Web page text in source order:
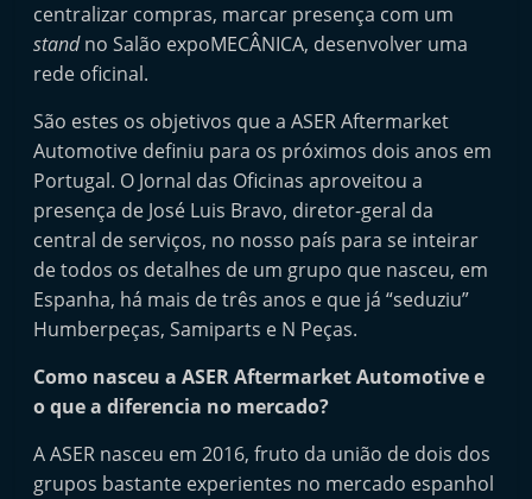
o
A
t
e
r
m
a
r
t
A
u
t
centralizar compras, marcar presença com um
standno Salão expoMECÂNICA, desenvolver uma
rede oficinal.
São estes os objetivos que a ASER Aftermarket
Automotive definiu para os próximos dois anos em
Portugal. O Jornal das Oficinas aproveitou a
presença de José Luis Bravo, diretor-geral da
central de serviços, no nosso país para se inteirar
de todos os detalhes de um grupo que nasceu, em
Espanha, há mais de três anos e que já “seduziu”
Humberpeças, Samiparts e N Peças.
Como nasceu a ASER Aftermarket Automotive e
o que a diferencia no mercado?
A ASER nasceu em 2016, fruto da união de dois dos
grupos bastante experientes no mercado espanhol